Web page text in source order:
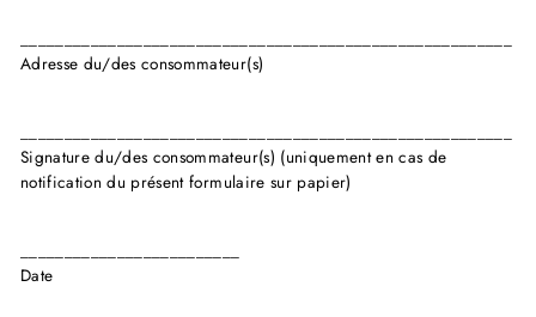
Adresse du/des consommateur(s)
Signature du/des consommateur(s) (uniquement en cas de
notification du présent formulaire sur papier)
Date